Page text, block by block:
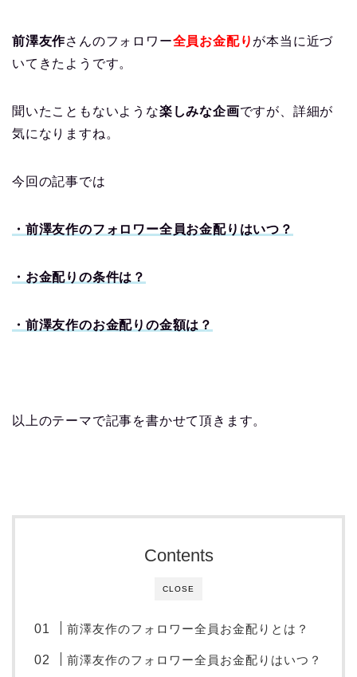
前澤友作さんのフォロワー全員お金配り が本当に近づ
いてきたようです。
聞いたこともないような楽しみな企画ですが、詳細が
気になりますね。
今回の記事では
・前澤友作のフォロワー全員お金配りはいつ？
・お金配りの条件は？
・前澤友作のお金配りの金額は？
以上のテーマで記事を書かせて頂きます。
CLOSE
Contents
前澤友作のフォロワー全員お金配りとは？
前澤友作のフォロワー全員お金配りはいつ？